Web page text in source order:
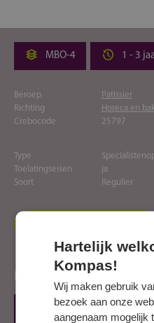
MBO-4 1 - 3
Beroep
Patissier
Richting
Horeca en
Crebocode
25797
Type
Toelatingseisen
ja
Soort
Regulier
Locaties
Hartelijk
Kompas!
Wij maken gebruik
bezoek aan onze
aangenaam mogelijk